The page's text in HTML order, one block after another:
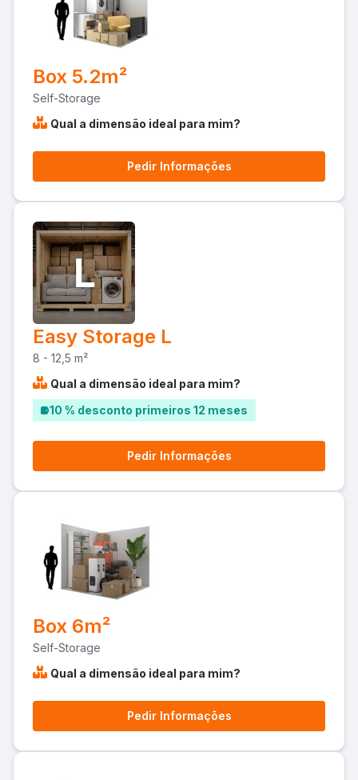
Box 5.2m²
Self-Storage
Qual a dimensão ideal para mim?
Pedir Informações
Easy Storage L
8 - 12,5 m²
Qual a dimensão ideal para mim?
10 % desconto primeiros 12 meses
Pedir Informações
Box 6m²
Self-Storage
Qual a dimensão ideal para mim?
Pedir Informações